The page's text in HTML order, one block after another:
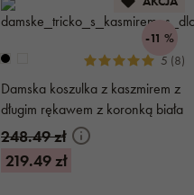
-11 %
5 (8)
Damska koszulka z kaszmirem z
długim rękawem z koronką biała
248.49 zł
219.49 zł